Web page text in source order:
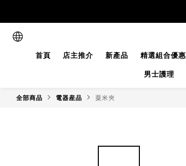
首頁 店主推介 新產品 精選組合優惠
男士護理
全部商品 電器産品 粟米夾